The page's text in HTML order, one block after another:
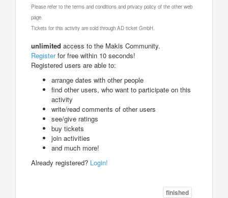
Please refer to the terms and conditions and privacy policy of the other web
page.
Tickets for this activity are sold through AD ticket GmbH.
unlimited access to the Makis Community.
Registerfor free within 10 seconds!
Registered users are able to:
arrange dates with other people
find other users, who want to participate on this
activity
write/read comments of other users
see/give ratings
buy tickets
join activities
and much more!
Already registered? Login!
finished